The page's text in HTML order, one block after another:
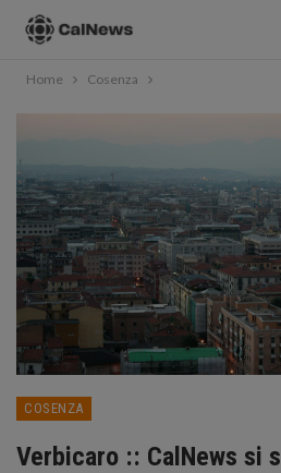
Home Cosenza
COSENZA
Verbicaro :: CalNews si